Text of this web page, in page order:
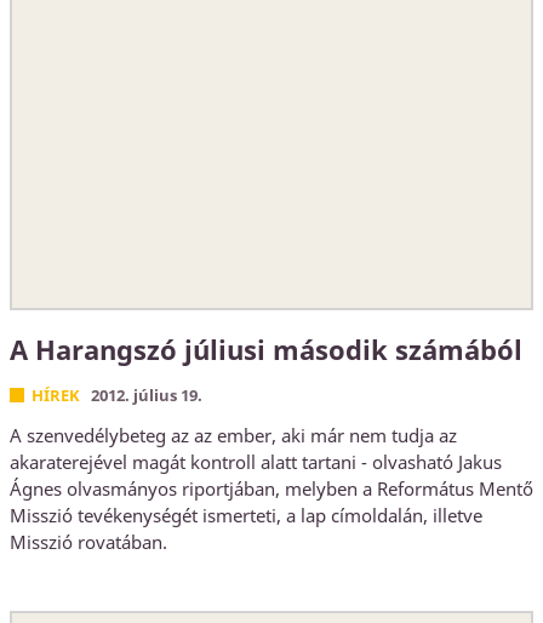
A Harangszó júliusi második számából
HÍREK 2012. július 19.
A szenvedélybeteg az az ember, aki már nem tudja az
akaraterejével magát kontroll alatt tartani - olvasható Jakus
Ágnes olvasmányos riportjában, melyben a Református Mentő
Misszió tevékenységét ismerteti, a lap címoldalán, illetve
Misszió rovatában.